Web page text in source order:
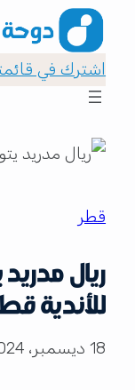
اشترك في
قطر
ريال
للأندية قطر
18 ديسمبر، 2024